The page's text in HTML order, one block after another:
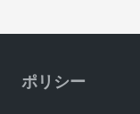
ポリシー